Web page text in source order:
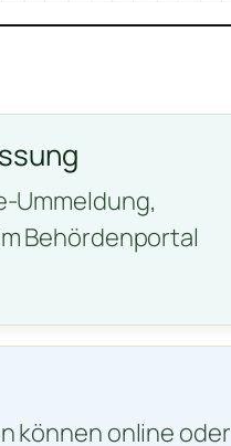
Ummeldung,
Behördenportal
können online oder